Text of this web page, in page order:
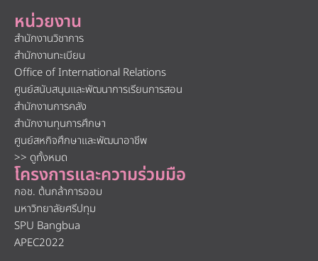
หน่วยงาน
สำนักงานวิชาการ
สำนักงานทะเบียน
Office of International Relations
ศูนย์สนับสนุนและพัฒนาการเรียนการสอน
สำนักงานการคลัง
สำนักงานทุนการศึกษา
ศูนย์สหกิจศึกษาและพัฒนาอาชีพ
>> ดูทั้งหมด
โครงการและความร่วมมือ
กอช. ต้นกล้าการออม
มหาวิทยาลัยศรีปทุม
SPU Bangbua
APEC2022